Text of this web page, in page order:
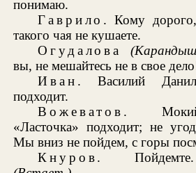
понимаю.
Гаврило . Кому
такого чая не кушаете.
Огудалова
вы, не мешайтесь не в свое
Иван . Василий
подходит.
Вожеватов .
«Ласточка» подходит; не
Мы вниз не пойдем, с горы
Кнуров.